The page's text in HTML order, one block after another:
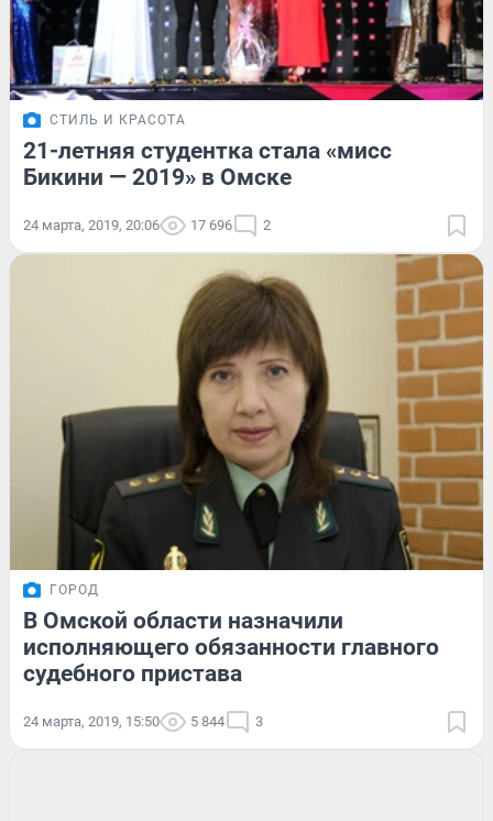
СТИЛЬ И КРАСОТА
21-летняя студентка стала «мисс
Бикини — 2019» в Омске
24 марта, 2019, 20:06 17 696 2
ГОРОД
В Омской области назначили
исполняющего обязанности главного
судебного пристава
24 марта, 2019, 15:50 5 844 3